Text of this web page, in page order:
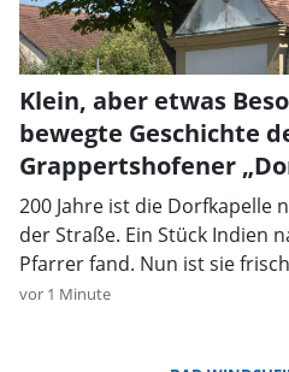
Klein, aber etwas
bewegte Geschichte
Grappertshofener
200 Jahre ist die Dorfkapelle
der Straße. Ein Stück Indien
Pfarrer fand. Nun ist sie
vor 1 Minute